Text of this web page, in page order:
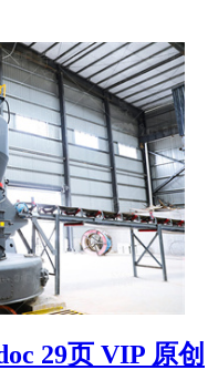
29页 VIP 原创